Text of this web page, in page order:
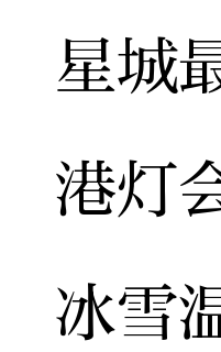
星城
港灯
冰雪